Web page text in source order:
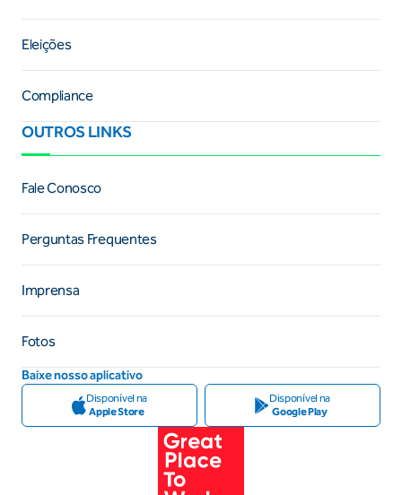
Eleições
Compliance
OUTROS LINKS
Fale Conosco
Perguntas Frequentes
Imprensa
Fotos
Baixe nosso aplicativo
Disponível na
Apple Store
Disponível na
Google Play